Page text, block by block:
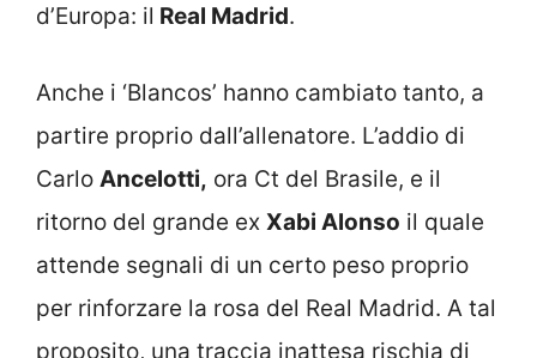
d’Europa: il Real Madrid.
Anche i ‘Blancos’ hanno cambiato tanto, a
partire proprio dall’allenatore. L’addio di
Carlo Ancelotti, ora Ct del Brasile, e il
ritorno del grande ex Xabi Alonso il quale
attende segnali di un certo peso proprio
per rinforzare la rosa del Real Madrid. A tal
proposito, una traccia inattesa rischia di